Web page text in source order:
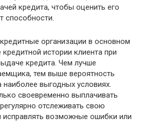
кредита, чтобы оценить его
способности.
организации в основном
истории клиента при
кредита. Чем лучше
тем выше вероятность
наиболее выгодных условиях.
своевременно выплачивать
отслеживать свою
возможные ошибки или